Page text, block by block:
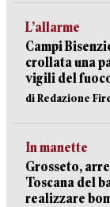
L’allarme
Campi
crollata una
vigili del
di Redazione
In manette
Grosseto,
Toscana del
realizzare